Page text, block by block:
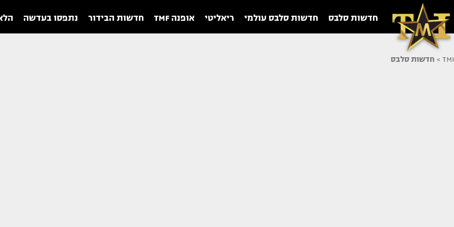
חדשות סלבס חדשות סלבס עולמי ריאליטי אופנה TMF חדשות הבידור נתפסו בעדשה
TMI
> חדשות סלבס